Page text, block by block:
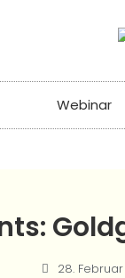
Webinar
28.